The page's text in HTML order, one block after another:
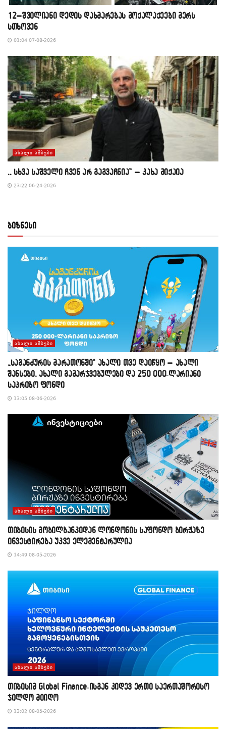
12–შვილიანი დედის დახმარებას მოქალაქეები მერს
სთხოვენ
01:04 07-08-2026
ᲐᲮᲐᲚᲘ ᲐᲛᲑᲔᲑᲘ
,, სხვა საშველი ჩვენ არ გაგვაჩნია” – კახა მიქაია
23:22 06-24-2026
ბიზნესი
ᲐᲮᲐᲚᲘ ᲐᲛᲑᲔᲑᲘ
„საგანძურის მარათონში“ ახალი თვე დაიწყო – ახალი
შანსები, ახალი გამარჯვებულები და 250 000-ლარიანი
საპრიზო ფონდი
13:05 08-06-2026
ᲐᲮᲐᲚᲘ ᲐᲛᲑᲔᲑᲘ
თიბისის მობილბანკიდან ლონდონის საფონდო ბირჟაზე
ინვესტირება უკვე ელემენტარულია
14:49 08-05-2026
ᲐᲮᲐᲚᲘ ᲐᲛᲑᲔᲑᲘ
თიბისიმ Global Finance-ისგან კიდევ ერთი საერთაშორისო
ჯილდო მიიღო
13:02 08-05-2026